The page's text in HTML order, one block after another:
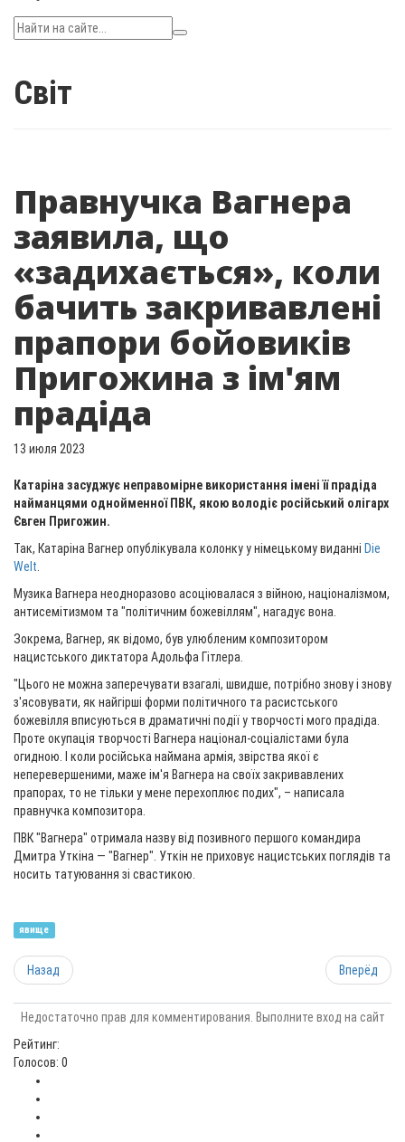
Світ
Правнучка Вагнера
заявила, що
«задихається», коли
бачить закривавлені
прапори бойовиків
Пригожина з ім'ям
прадіда
13 июля 2023
Катаріна засуджує неправомірне використання імені її прадіда
найманцями однойменної ПВК, якою володіє російський олігарх
Євген Пригожин.
Так, Катаріна Вагнер опублікувала колонку у німецькому виданні Die
Welt
Музика Вагнера неодноразово асоціювалася з війною, націоналізмом,
антисемітизмом та "політичним божевіллям", нагадує вона.
Зокрема, Вагнер, як відомо, був улюбленим композитором
нацистського диктатора Адольфа Гітлера.
"Цього не можна заперечувати взагалі, швидше, потрібно знову і знову
з'ясовувати, як найгірші форми політичного та расистського
божевілля вписуються в драматичні події у творчості мого прадіда.
Проте окупація творчості Вагнера націонал-соціалістами була
огидною. І коли російська наймана армія, звірства якої є
неперевершеними, маже ім'я Вагнера на своїх закривавлених
прапорах, то не тільки у мене перехоплює подих", – написала
правнучка композитора.
ПВК "Вагнера" отримала назву від позивного першого командира
Дмитра Уткіна — "Вагнер". Уткін не приховує нацистських поглядів та
носить татуювання зі свастикою.
явище
Назад Вперёд
Недостаточно прав для комментирования. Выполните вход на сайт
Рейтинг:
Голосов: 0